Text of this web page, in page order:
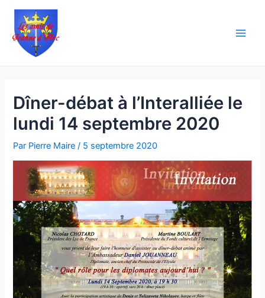
Aller
contenu
Dîner-débat à l’Interalliée le
lundi 14 septembre 2020
Par Pierre Maire/ 5 septembre 2020
Navigation
articles